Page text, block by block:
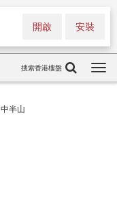
安裝
開啟
搜索香港樓盤
中半山